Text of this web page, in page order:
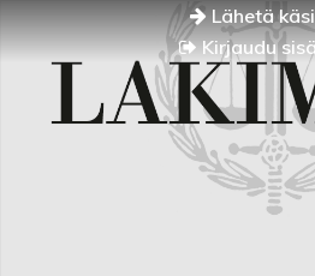
Lähetä
Kirjaudu